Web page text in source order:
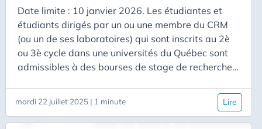
Date limite : 10 janvier 2026. Les étudiantes et
étudiants dirigés par un ou une membre du CRM
(ou un de ses laboratoires) qui sont inscrits au 2è
ou 3è cycle dans une universités du Québec sont
admissibles à des bourses de stage de recherche
dossier constitué d’une description des travaux qui
seront effectués lors du stage ; d’un curriculum
vitae et d’un relevé de notes récent du candidat ou
mardi 22 juillet 2025 | 1 minute Lire